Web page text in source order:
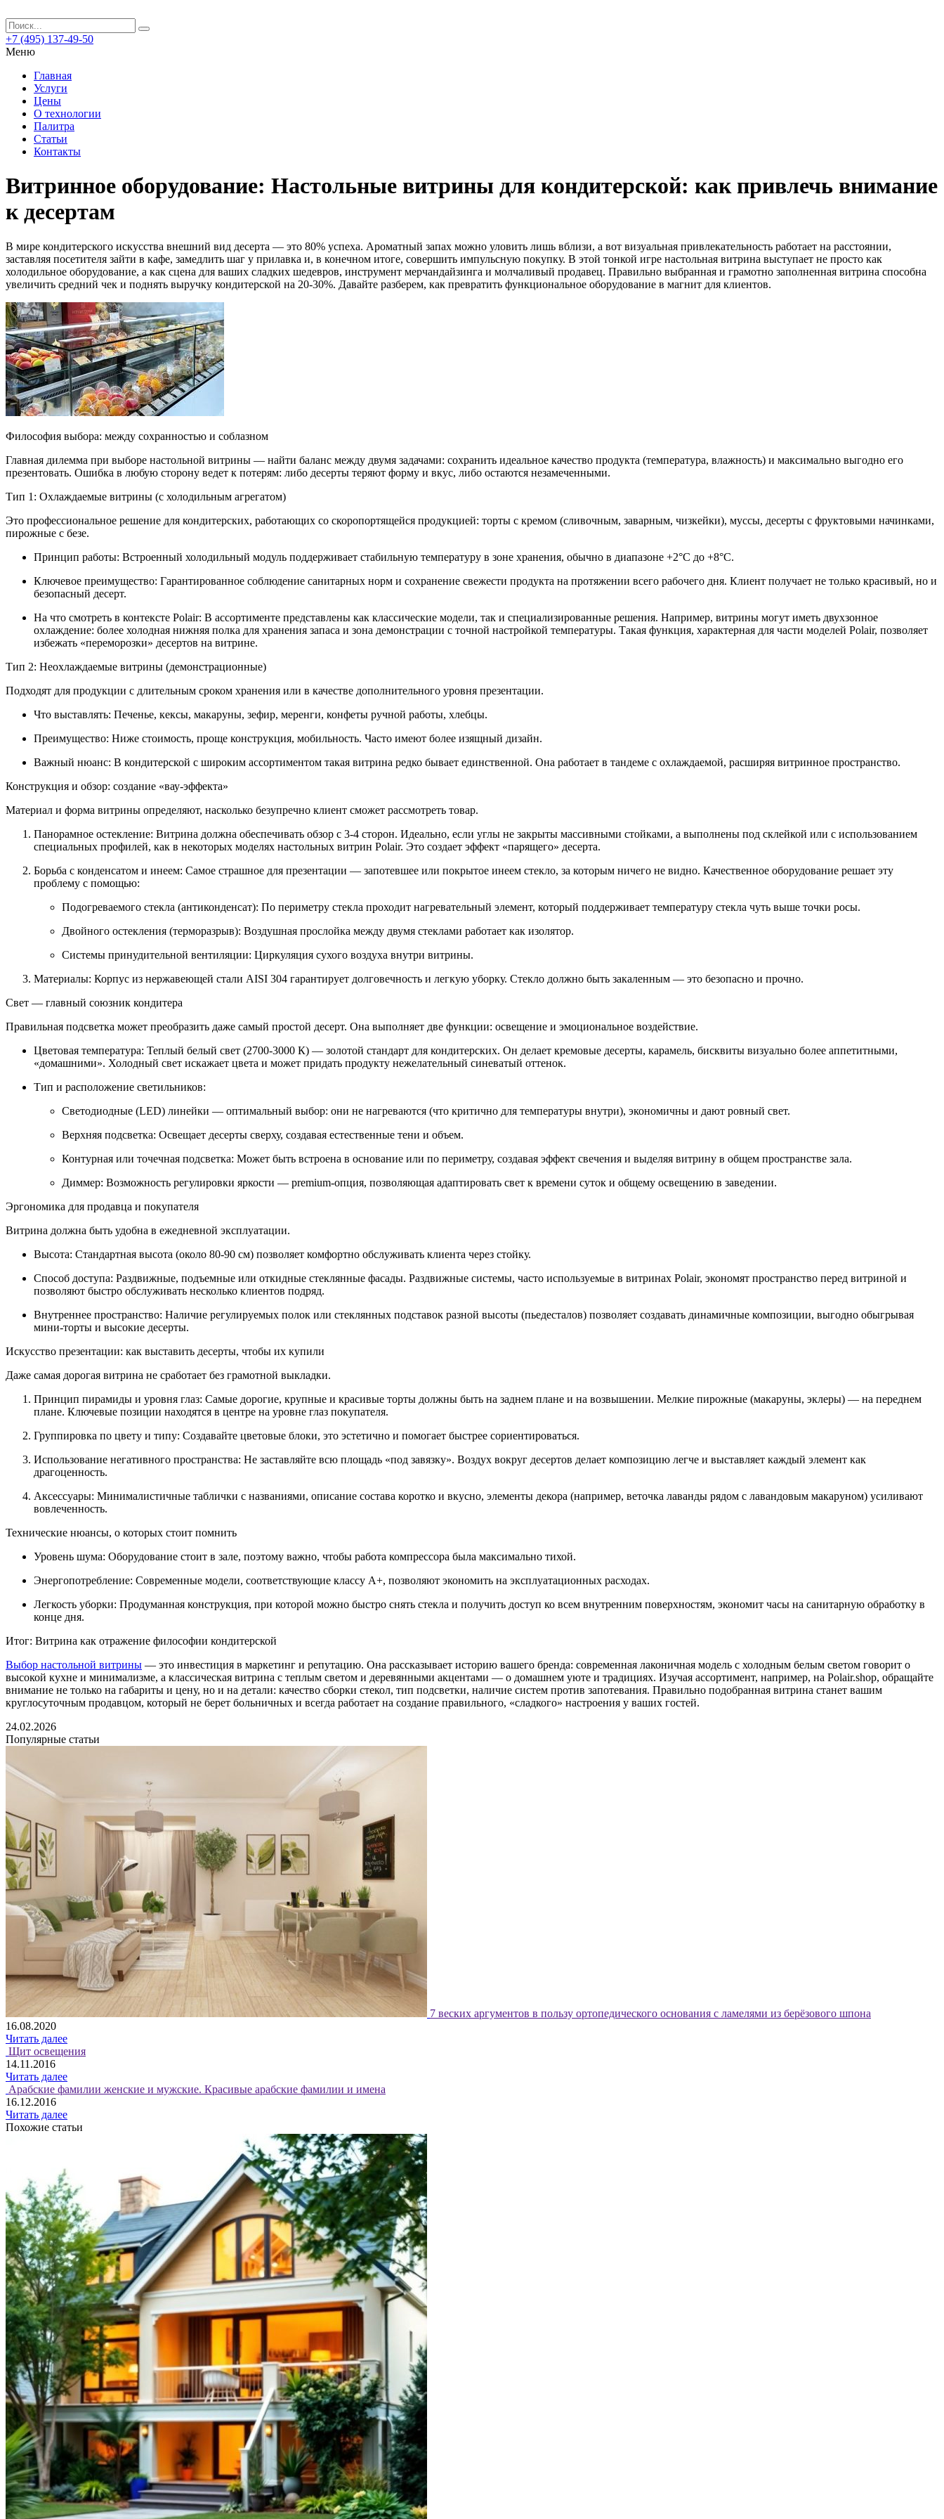
+7 (495) 137-49-50
Меню
Главная
Услуги
Цены
О технологии
Палитра
Статьи
Контакты
Витринное оборудование: Настольные витрины для кондитерской: как привлечь внимание
к десертам
В мире кондитерского искусства внешний вид десерта — это 80% успеха. Ароматный запах можно уловить лишь вблизи, а вот визуальная привлекательность работает на расстоянии,
заставляя посетителя зайти в кафе, замедлить шаг у прилавка и, в конечном итоге, совершить импульсную покупку. В этой тонкой игре настольная витрина выступает не просто как
холодильное оборудование, а как сцена для ваших сладких шедевров, инструмент мерчандайзинга и молчаливый продавец. Правильно выбранная и грамотно заполненная витрина способна
увеличить средний чек и поднять выручку кондитерской на 20-30%. Давайте разберем, как превратить функциональное оборудование в магнит для клиентов.
Философия выбора: между сохранностью и соблазном
Главная дилемма при выборе настольной витрины — найти баланс между двумя задачами: сохранить идеальное качество продукта (температура, влажность) и максимально выгодно его
презентовать. Ошибка в любую сторону ведет к потерям: либо десерты теряют форму и вкус, либо остаются незамеченными.
Тип 1: Охлаждаемые витрины (с холодильным агрегатом)
Это профессиональное решение для кондитерских, работающих со скоропортящейся продукцией: торты с кремом (сливочным, заварным, чизкейки), муссы, десерты с фруктовыми начинками,
пирожные с безе.
Принцип работы: Встроенный холодильный модуль поддерживает стабильную температуру в зоне хранения, обычно в диапазоне +2°C до +8°C.
Ключевое преимущество: Гарантированное соблюдение санитарных норм и сохранение свежести продукта на протяжении всего рабочего дня. Клиент получает не только красивый, но и
безопасный десерт.
На что смотреть в контексте Polair: В ассортименте представлены как классические модели, так и специализированные решения. Например, витрины могут иметь двухзонное
охлаждение: более холодная нижняя полка для хранения запаса и зона демонстрации с точной настройкой температуры. Такая функция, характерная для части моделей Polair, позволяет
избежать «переморозки» десертов на витрине.
Тип 2: Неохлаждаемые витрины (демонстрационные)
Подходят для продукции с длительным сроком хранения или в качестве дополнительного уровня презентации.
Что выставлять: Печенье, кексы, макаруны, зефир, меренги, конфеты ручной работы, хлебцы.
Преимущество: Ниже стоимость, проще конструкция, мобильность. Часто имеют более изящный дизайн.
Важный нюанс: В кондитерской с широким ассортиментом такая витрина редко бывает единственной. Она работает в тандеме с охлаждаемой, расширяя витринное пространство.
Конструкция и обзор: создание «вау-эффекта»
Материал и форма витрины определяют, насколько безупречно клиент сможет рассмотреть товар.
Панорамное остекление: Витрина должна обеспечивать обзор с 3-4 сторон. Идеально, если углы не закрыты массивными стойками, а выполнены под склейкой или с использованием
специальных профилей, как в некоторых моделях настольных витрин Polair. Это создает эффект «парящего» десерта.
Борьба с конденсатом и инеем: Самое страшное для презентации — запотевшее или покрытое инеем стекло, за которым ничего не видно. Качественное оборудование решает эту
проблему с помощью:
Подогреваемого стекла (антиконденсат): По периметру стекла проходит нагревательный элемент, который поддерживает температуру стекла чуть выше точки росы.
Двойного остекления (терморазрыв): Воздушная прослойка между двумя стеклами работает как изолятор.
Системы принудительной вентиляции: Циркуляция сухого воздуха внутри витрины.
Материалы: Корпус из нержавеющей стали AISI 304 гарантирует долговечность и легкую уборку. Стекло должно быть закаленным — это безопасно и прочно.
Свет — главный союзник кондитера
Правильная подсветка может преобразить даже самый простой десерт. Она выполняет две функции: освещение и эмоциональное воздействие.
Цветовая температура: Теплый белый свет (2700-3000 К) — золотой стандарт для кондитерских. Он делает кремовые десерты, карамель, бисквиты визуально более аппетитными,
«домашними». Холодный свет искажает цвета и может придать продукту нежелательный синеватый оттенок.
Тип и расположение светильников:
Светодиодные (LED) линейки — оптимальный выбор: они не нагреваются (что критично для температуры внутри), экономичны и дают ровный свет.
Верхняя подсветка: Освещает десерты сверху, создавая естественные тени и объем.
Контурная или точечная подсветка: Может быть встроена в основание или по периметру, создавая эффект свечения и выделяя витрину в общем пространстве зала.
Диммер: Возможность регулировки яркости — premium-опция, позволяющая адаптировать свет к времени суток и общему освещению в заведении.
Эргономика для продавца и покупателя
Витрина должна быть удобна в ежедневной эксплуатации.
Высота: Стандартная высота (около 80-90 см) позволяет комфортно обслуживать клиента через стойку.
Способ доступа: Раздвижные, подъемные или откидные стеклянные фасады. Раздвижные системы, часто используемые в витринах Polair, экономят пространство перед витриной и
позволяют быстро обслуживать несколько клиентов подряд.
Внутреннее пространство: Наличие регулируемых полок или стеклянных подставок разной высоты (пьедесталов) позволяет создавать динамичные композиции, выгодно обыгрывая
мини-торты и высокие десерты.
Искусство презентации: как выставить десерты, чтобы их купили
Даже самая дорогая витрина не сработает без грамотной выкладки.
Принцип пирамиды и уровня глаз: Самые дорогие, крупные и красивые торты должны быть на заднем плане и на возвышении. Мелкие пирожные (макаруны, эклеры) — на переднем
плане. Ключевые позиции находятся в центре на уровне глаз покупателя.
Группировка по цвету и типу: Создавайте цветовые блоки, это эстетично и помогает быстрее сориентироваться.
Использование негативного пространства: Не заставляйте всю площадь «под завязку». Воздух вокруг десертов делает композицию легче и выставляет каждый элемент как
драгоценность.
Аксессуары: Минималистичные таблички с названиями, описание состава коротко и вкусно, элементы декора (например, веточка лаванды рядом с лавандовым макаруном) усиливают
вовлеченность.
Технические нюансы, о которых стоит помнить
Уровень шума: Оборудование стоит в зале, поэтому важно, чтобы работа компрессора была максимально тихой.
Энергопотребление: Современные модели, соответствующие классу А+, позволяют экономить на эксплуатационных расходах.
Легкость уборки: Продуманная конструкция, при которой можно быстро снять стекла и получить доступ ко всем внутренним поверхностям, экономит часы на санитарную обработку в
конце дня.
Итог: Витрина как отражение философии кондитерской
Выбор настольной витрины — это инвестиция в маркетинг и репутацию. Она рассказывает историю вашего бренда: современная лаконичная модель с холодным белым светом говорит о
высокой кухне и минимализме, а классическая витрина с теплым светом и деревянными акцентами — о домашнем уюте и традициях. Изучая ассортимент, например, на Polair.shop, обращайте
внимание не только на габариты и цену, но и на детали: качество сборки стекол, тип подсветки, наличие систем против запотевания. Правильно подобранная витрина станет вашим
круглосуточным продавцом, который не берет больничных и всегда работает на создание правильного, «сладкого» настроения у ваших гостей.
24.02.2026
Популярные статьи
7 веских аргументов в пользу ортопедического основания с ламелями из берёзового шпона
16.08.2020
Читать далее
Щит освещения
14.11.2016
Читать далее
Арабские фамилии женские и мужские. Красивые арабские фамилии и имена
16.12.2016
Читать далее
Похожие статьи